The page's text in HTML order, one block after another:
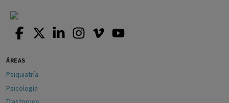
ÁREAS
Psiquiatría
Psicología